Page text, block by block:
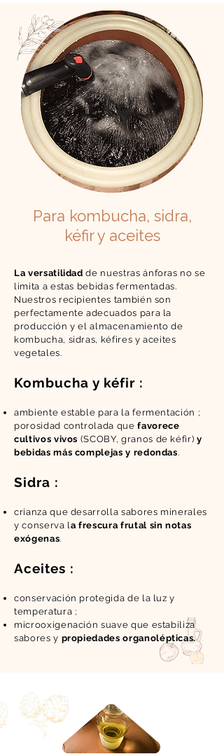
Para kombucha, sidra,
kéfir y aceites
La versatilidad de nuestras ánforas no se
limita a estas bebidas fermentadas.
Nuestros recipientes también son
perfectamente adecuados para la
producción y el almacenamiento de
kombucha, sidras, kéfires y aceites
vegetales.
Kombucha y kéfir :
ambiente estable para la fermentación ;
porosidad controlada quefavorece
cultivos vivos (SCOBY, granos de kéfir)y
bebidas más complejas y redondas.
Sidra :
crianza que desarrolla sabores minerales
y conserva la frescura frutal sin notas
exógenas.
Aceites :
conservación protegida de la luz y
temperatura ;
microoxigenación suave que estabiliza
sabores y propiedades organolépticas.